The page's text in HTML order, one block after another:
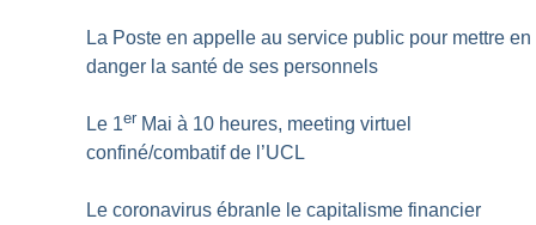
La Poste en appelle au service public pour mettre en
danger la santé de ses personnels
Le 1er Mai à 10 heures, meeting virtuel
confiné/combatif de l’UCL
Le coronavirus ébranle le capitalisme financier